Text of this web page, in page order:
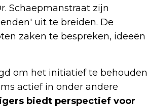
Schaepmanstraat zijn
uit te breiden. De
zaken te bespreken, ideeën
om het initiatief te behouden
actief in onder andere
biedt perspectief voor